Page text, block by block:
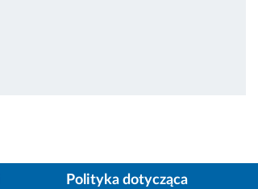
Polityka dotycząca